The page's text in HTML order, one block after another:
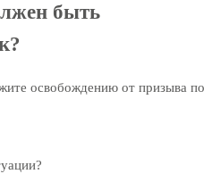
быть
освобождению от призыва по